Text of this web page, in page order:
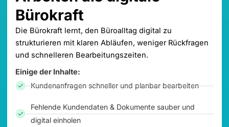
Bürokraft
Die Bürokraft lernt, den Büroalltag digital zu
strukturieren mit klaren Abläufen, weniger Rückfragen
und schnelleren Bearbeitungszeiten.
Einige der Inhalte:
Kundenanfragen schneller und planbar bearbeiten
Fehlende Kundendaten & Dokumente sauber und
digital einholen